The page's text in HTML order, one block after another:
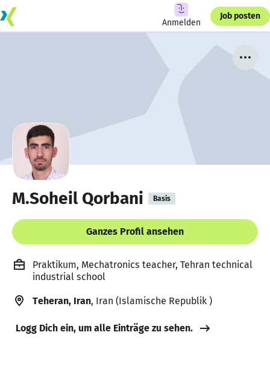
Anmelden
Job posten
M.Soheil Qorbani Basis
Ganzes Profil ansehen
Praktikum, Mechatronics teacher, Tehran technical
industrial school
Teheran, Iran, Iran (Islamische Republik )
Logg Dich ein, um alle Einträge zu sehen.